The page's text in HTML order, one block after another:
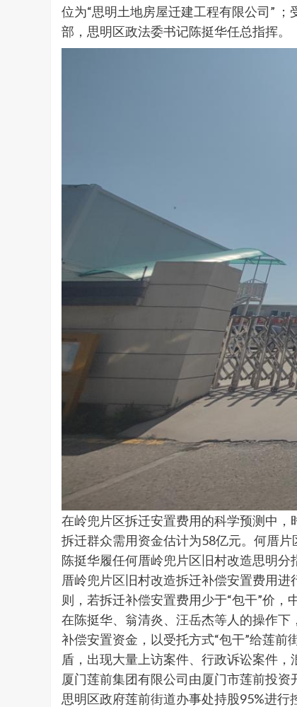
位为“思明土地房屋迁建工程有限公司”
部，思明区政法委书记陈挺华任总指挥。
在岭兜片区拆迁安置费用的科学预测中
拆迁群众需用资金估计为58亿元。何厝
陈挺华履任何厝岭兜片区旧村改造思明
厝岭兜片区旧村改造拆迁补偿安置费用
则，若拆迁补偿安置费用少于“包干”价，
在陈挺华、翁清炎、汪岳杰等人的操作下
补偿安置资金，以受托方式“包干”给莲
盾，出现大量上访案件、行政诉讼案件
厦门莲前集团有限公司由厦门市莲前投
思明区政府莲前街道办事处持股95%进行